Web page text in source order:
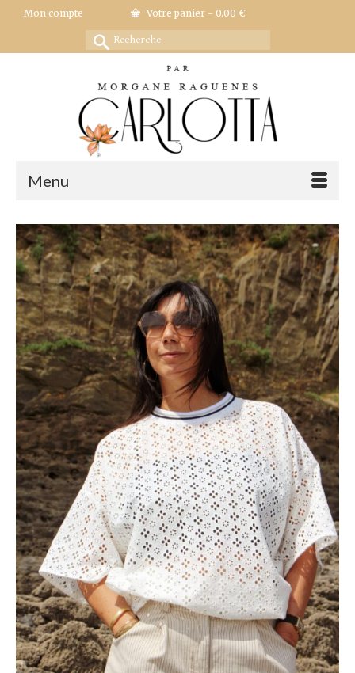
Mon compte Votre panier - 0.00 €
Rechercher :
Menu